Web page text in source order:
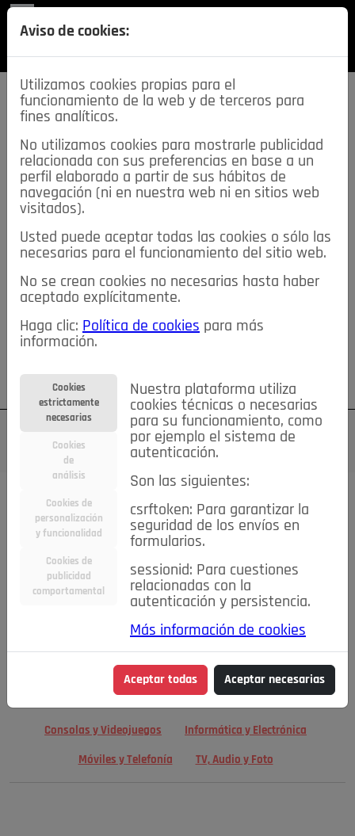
SECCIONES
descarga esta
REVISTA
≡NOTICIAS
NOTICIAS SERVICIOS DE INTERÉS
TABLÓN DE ANUNCIOS MIS ANUNCIOS CONTACTO
NOSOTROS
Su cuenta Regístrese ¿Olvidó su contraseña?
TODAS Deporte Bicicletas Deportes y Ocio
Electrodomésticos
Niños y Bebés Inmobiliaria Construcción y Reformas
Moda Accesorios Ropa Motor
Motor y Accesorios Motos Ocio
Cine, Libros y Música Coleccionismo
Consolas y Videojuegos Informática y Electrónica
Móviles y Telefonía TV, Audio y Foto
Aviso de cookies:
Utilizamos cookies propias para el
funcionamiento de la web y de terceros para
fines analíticos.
No utilizamos cookies para mostrarle publicidad
relacionada con sus preferencias en base a un
perfil elaborado a partir de sus hábitos de
navegación (ni en nuestra web ni en sitios web
visitados).
Usted puede aceptar todas las cookies o sólo las
necesarias para el funcionamiento del sitio web.
No se crean cookies no necesarias hasta haber
aceptado explícitamente.
Haga clic: Política de cookies para más
información.
Cookies
estrictamente
necesarias
Cookies
de
análisis
Cookies de
personalización
y funcionalidad
Cookies de
publicidad
comportamental
Nuestra plataforma utiliza
cookies técnicas o necesarias
para su funcionamiento, como
por ejemplo el sistema de
autenticación.
Son las siguientes:
csrftoken: Para garantizar la
seguridad de los envíos en
formularios.
sessionid: Para cuestiones
relacionadas con la
autenticación y persistencia.
Más información de cookies
Aceptar todas Aceptar necesarias